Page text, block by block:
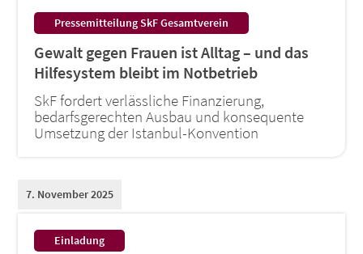
Pressemitteilung SkF Gesamtverein:
Gewalt gegen Frauen ist Alltag – und das
Hilfesystem bleibt im Notbetrieb
SkF fordert verlässliche Finanzierung,
bedarfsgerechten Ausbau und konsequente
Umsetzung der Istanbul-Konvention
Einladung:
7. November 2025